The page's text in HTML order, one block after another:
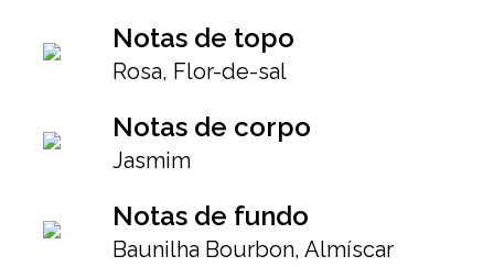
Notas de topo
Rosa, Flor-de-sal
Notas de corpo
Jasmim
Notas de fundo
Baunilha Bourbon, Almíscar